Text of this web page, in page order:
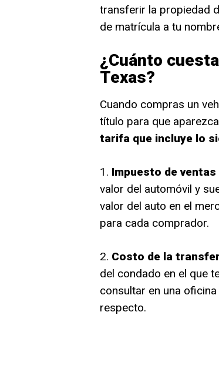
transferir la propiedad
de matrícula a tu
¿Cuánto
Texas?
Cuando compras un
título para que
tarifa que incluye lo
1. Impuesto de ventas
valor del automóvil y
valor del auto en el
para cada comprador.
2. Costo de la
del condado en el que
consultar en una
respecto.